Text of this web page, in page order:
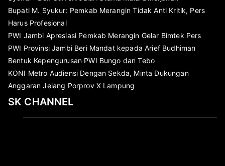
Bupati M. Syukur: Pemkab Merangin Tidak Anti Kritik, Pers
Harus Profesional
PWI Jambi Apresiasi Pemkab Merangin Gelar Bimtek Pers
PWI Provinsi Jambi Beri Mandat kepada Arief Budhiman
Bentuk Kepengurusan PWI Bungo dan Tebo
KONI Metro Audiensi Dengan Sekda, Minta Dukungan
Anggaran Jelang Porprov X Lampung
SK CHANNEL